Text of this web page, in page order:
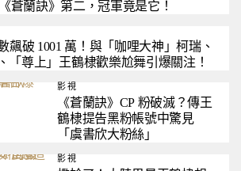
《蒼蘭訣》第二，冠軍竟是它！
飆破 1001 萬！與「咖哩大神」柯瑞、
「尊上」王鶴棣歡樂尬舞引爆關注！
影視
《蒼蘭訣》CP 粉破滅？傳王
鶴棣提告黑粉帳號中驚見
「虞書欣大粉絲」
影視